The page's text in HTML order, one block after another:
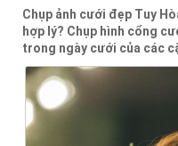
Chụp ảnh cưới đẹp Tuy
hợp lý? Chụp hình cổng
trong ngày cưới của các